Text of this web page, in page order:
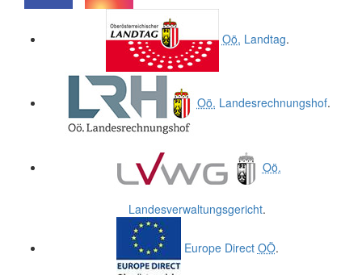
Oö. Landtag.
Oö. Landesrechnungshof.
Oö.
Landesverwaltungsgericht.
Europe Direct OÖ.